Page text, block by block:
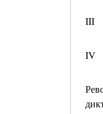
III
IV